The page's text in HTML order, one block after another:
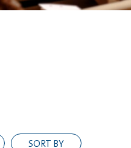
SORT BY